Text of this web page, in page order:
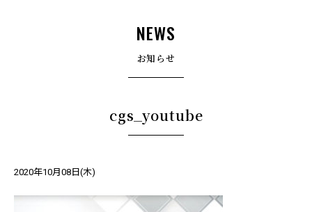
NEWS
お知らせ
cgs_youtube
2020年10月08日(木)